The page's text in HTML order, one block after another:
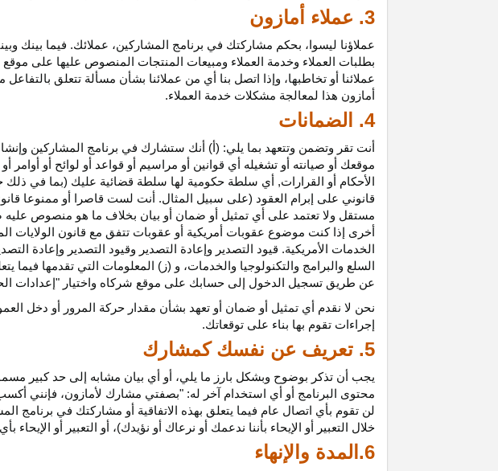
3. عملاء أمازون
عملاؤنا ليسوا، بحكم مشاركتك في برنامج المشاركين، عملائك. فيما بينك
بطلبات العملاء وخدمة العملاء ومبيعات المنتجات المنصوص عليها على
عملائنا أو تخاطبها، وإذا اتصل بنا أي من عملائنا بشأن مسألة تتعلق
أمازون هذا لمعالجة مشكلات خدمة العملاء.
4. الضمانات
أنت تقر وتضمن وتتعهد بما يلي: (أ) أنك ستشارك في برنامج المشاركين
موقعك أو صيانته أو تشغيله أي قوانين أو مراسيم أو قواعد أو لوائح أو أوامر
الأحكام أو القرارات, أي سلطة حكومية لها سلطة قضائية عليك (بما في ذلك
قانوني على إبرام العقود (على سبيل المثال. أنت لست قاصرا أو ممنوعا
مستقل ولا تعتمد على أي تمثيل أو ضمان أو بيان بخلاف ما هو منصوص
أخرى إذا كنت موضوع عقوبات أمريكية أو عقوبات تتفق مع قانون
الخدمات الأمريكية. قيود التصدير وإعادة التصدير وقيود التصدير وإعادة
السلع والبرامج والتكنولوجيا والخدمات، و (ز) المعلومات التي تقدمها
عن طريق تسجيل الدخول إلى حسابك على موقع شركاه واختيار "إعدادات
نحن لا نقدم أي تمثيل أو ضمان أو تعهد بشأن مقدار حركة المرور أو دخل
إجراءات تقوم بها بناء على توقعاتك.
5. تعريف عن نفسك كمشارك
يجب أن تذكر بوضوح وبشكل بارز ما يلي، أو أي بيان مشابه إلى حد كبير
محتوى البرنامج أو أي استخدام آخر له: "بصفتي مشارك لأمازون، فإنني
لن تقوم بأي اتصال عام فيما يتعلق بهذه الاتفاقية أو مشاركتك في
خلال التعبير أو الإيحاء بأننا ندعمك أو نرعاك أو نؤيدك)، أو التعبير أو
6.المدة والإنهاء